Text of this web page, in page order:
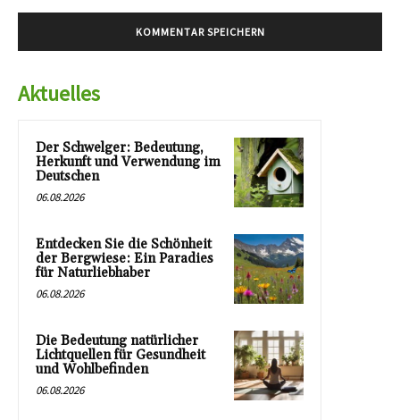
Aktuelles
Der Schwelger: Bedeutung,
Herkunft und Verwendung im
Deutschen
06.08.2026
Entdecken Sie die Schönheit
der Bergwiese: Ein Paradies
für Naturliebhaber
06.08.2026
Die Bedeutung natürlicher
Lichtquellen für Gesundheit
und Wohlbefinden
06.08.2026